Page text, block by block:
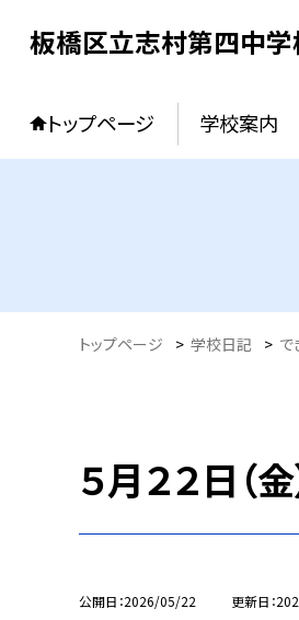
板橋区立志村第四中学
トップページ 学校案内
トップページ > 学校日記 > で
５月２２日
公開日 2026/05/22 更新日